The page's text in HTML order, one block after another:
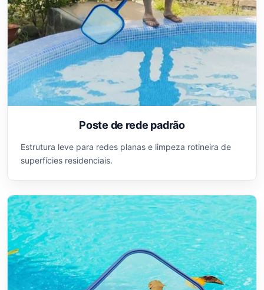
Poste de rede padrão
Estrutura leve para redes planas e limpeza rotineira de
superfícies residenciais.